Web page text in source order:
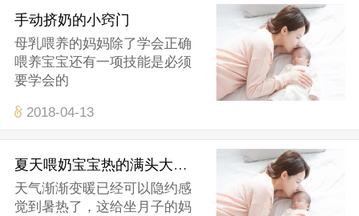
手动挤奶的小窍门
母乳喂养的妈妈除了学会正确
喂养宝宝还有一项技能是必须
要学会的
2018-04-13
夏天喂奶宝宝热的满头大汗怎么办？
天气渐渐变暖已经可以隐约感
觉到暑热了，这给坐月子的妈